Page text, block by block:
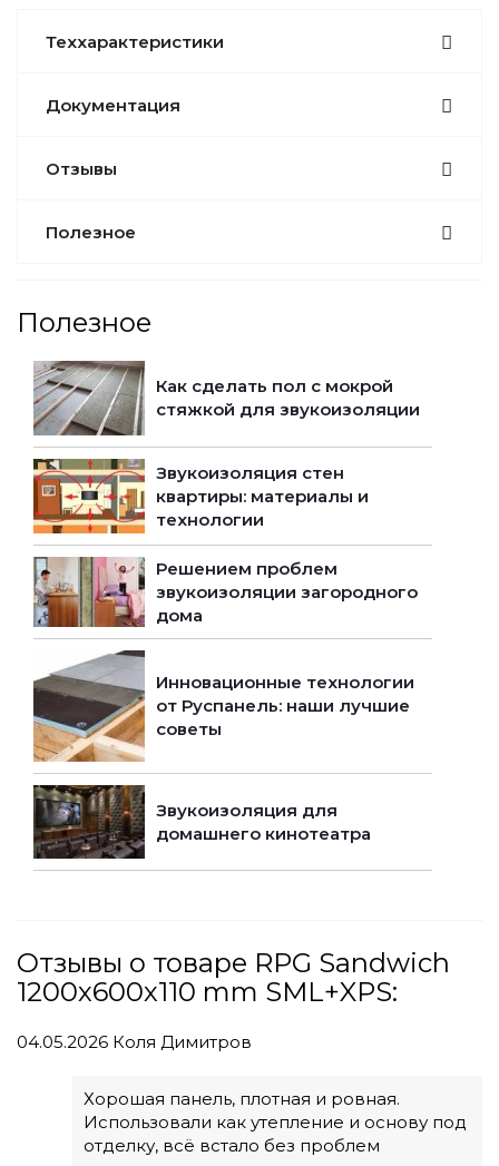
Теххарактеристики
Документация
Отзывы
Полезное
Полезное
Как сделать пол с мокрой
стяжкой для звукоизоляции
Звукоизоляция стен
квартиры: материалы и
технологии
Решением проблем
звукоизоляции загородного
дома
Инновационные технологии
от Руспанель: наши лучшие
советы
Звукоизоляция для
домашнего кинотеатра
Отзывы о товаре RPG Sandwich
1200х600х110 mm SML+XPS:
04.05.2026 Коля Димитров
Хорошая панель, плотная и ровная.
Использовали как утепление и основу под
отделку, всё встало без проблем